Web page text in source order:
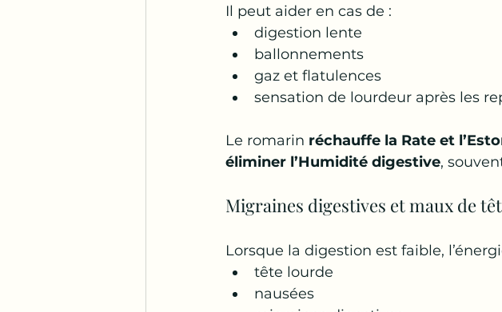
Il peut aider en cas de :
digestion lente
ballonnements
gaz et flatulences
sensation de lourdeur après les
Le romarin réchauffe la Rate et
éliminer l’Humidité digestive,
Migraines digestives et maux de
Lorsque la digestion est faible,
tête lourde
nausées